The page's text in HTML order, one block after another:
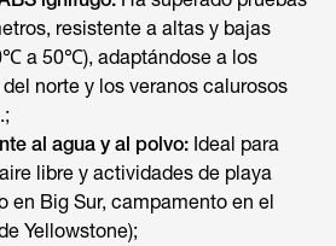
resistente a altas y bajas
a 50℃), adaptándose a los
norte y los veranos calurosos
al agua y al polvo: Ideal para
libre y actividades de playa
en Big Sur, campamento en el
Yellowstone);